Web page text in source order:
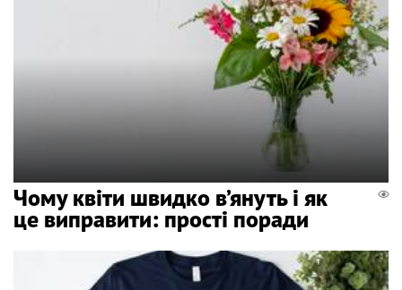
Чому квіти швидко в’януть і як
це виправити: прості поради